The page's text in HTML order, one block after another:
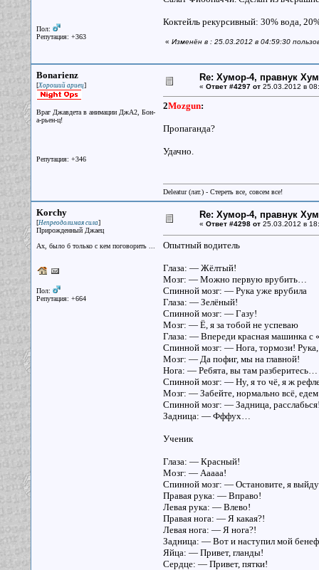
Пол:
Репутация: +363
Коктейль рекурсивный: 30% вода,
« Изменён в : 25.03.2012 в 04:59:30
Bonarienz
[Хороший ариец]
Враг Джавдета в анимации ДжА2, Бон-
а-рьен-ц!
Репутация: +346
Re: Хумор-4, правнук
« Ответ #4297 от25.03.2012 в
2Mozgun:
Пропаганда?
Удачно.
Deleatur (лат.) - Стереть все, совсем все!
Korchy
[Непреодолимая сила]
Прирожденный Джаец
Ах, было б только с кем поговорить ...
Пол:
Репутация: +664
Re: Хумор-4, правнук
« Ответ #4298 от25.03.2012 в
Опытный водитель
Глаза: — Жёлтый!
Мозг: — Можно первую врубить…
Спинной мозг: — Рука уже врубила
Глаза: — Зелёный!
Спинной мозг: — Газу!
Мозг: — Ё, я за тобой не успеваю
Глаза: — Впереди красная машинка с
Спинной мозг: — Нога, тормози! Рука,
Мозг: — Да пофиг, мы на главной!
Нога: — Ребята, вы там разберитесь…
Спинной мозг: — Ну, я то чё, я ж
Мозг: — Забейте, нормально всё,
Спинной мозг: — Задница,
Задница: — Фффух…
Ученик
Глаза: — Красный!
Мозг: — Ааааа!
Спинной мозг: — Остановите, я
Правая рука: — Вправо!
Левая рука: — Влево!
Правая нога: — Я какая?!
Левая нога: — Я нога?!
Задница: — Вот и наступил мой
Яйца: — Привет, гланды!
Сердце: — Привет, пятки!